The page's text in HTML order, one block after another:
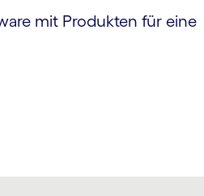
mit Produkten für eine